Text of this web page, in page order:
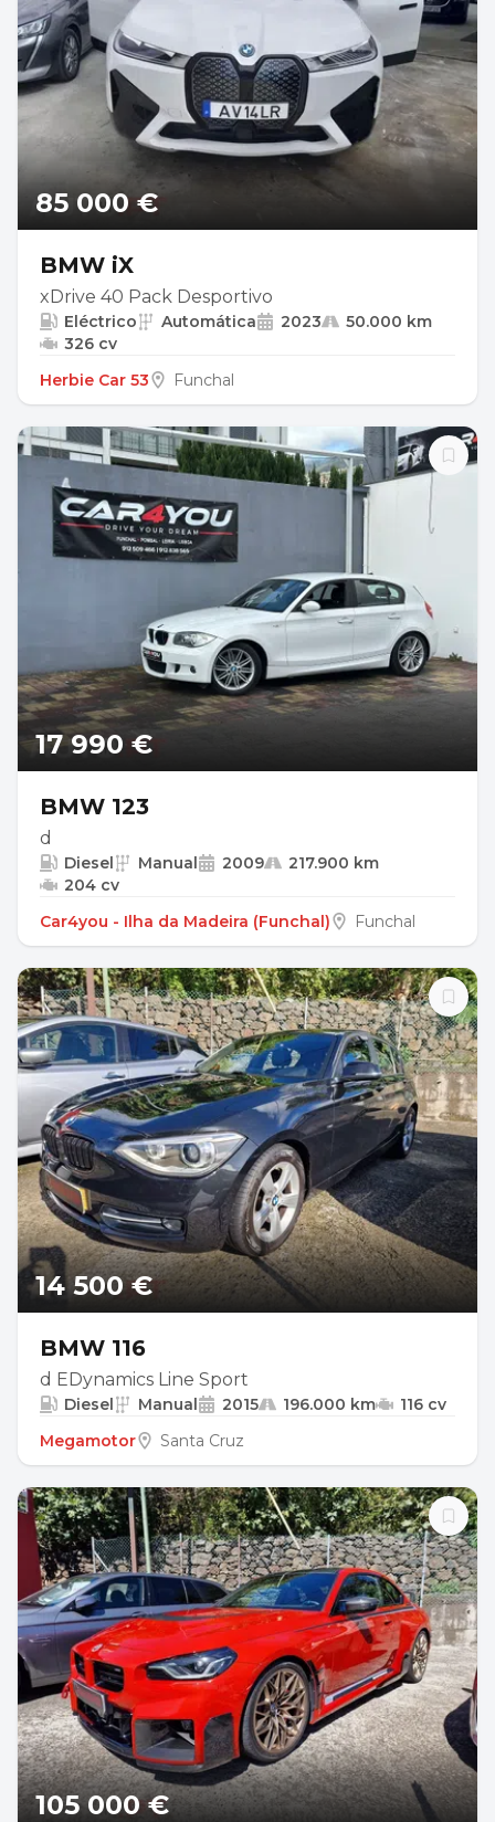
85 000 €
BMW iX
xDrive 40 Pack Desportivo
Eléctrico Automática 2023
50.000 km
326 cv
Herbie Car 53
Funchal
17 990 €
BMW 123
d
Diesel Manual 2009
217.900 km
204 cv
Car4you - Ilha da Madeira (Funchal)
Funchal
14 500 €
BMW 116
d EDynamics Line Sport
Diesel Manual 2015 196.000 km
116 cv
Megamotor
Santa Cruz
105 000 €